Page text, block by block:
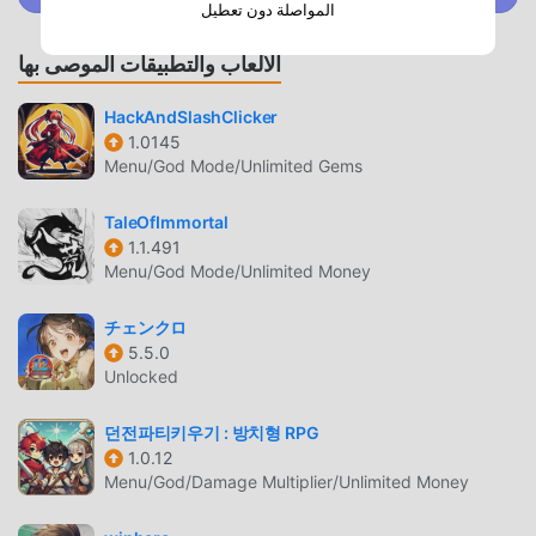
Surrender to the allure of a deep and immersive
environment, perfectly tailored to the diverse realms
awaiting your exploration. Marvel at the evocative
ambiance that breathes life into each world, igniting your
imagination.🌌 A Dark Fantasy Unveiled: Revel in the
embrace of a meticulously crafted dark fantasy world,
Allow yourself to be enchanted by the myriad wonders that
adorn your path as you embark on your destiny.🔱 A
Roguelike Odyssey: Embrace the allure of risk and reward
as you traverse a realm infused with roguelike elements.
The ever-present specter of permadeath urges you to
make every decision count.🗺️ Endless Exploration
procedural map generation, where each step unveils new
landscapes to conquer and treasures to claim. Prepare for
unparalleled replayability as your journey holds infinite
الألعاب والتطبيقات الموصى بها
HackAndSlashClicker
1.0145
Menu/God Mode/Unlimited Gems
TaleOfImmortal
1.1.491
Menu/God Mode/Unlimited Money
チェンクロ
5.5.0
Unlocked
던전파티키우기 : 방치형 RPG
1.0.12
Menu/God/Damage Multiplier/Unlimited Money
المواصلة دون تعطيل